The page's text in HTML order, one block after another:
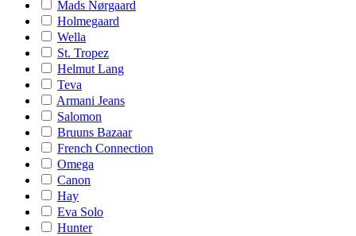
Mads Nørgaard
Holmegaard
Wella
St. Tropez
Helmut Lang
Teva
Armani Jeans
Salomon
Bruuns Bazaar
French Connection
Omega
Canon
Hay
Eva Solo
Hunter